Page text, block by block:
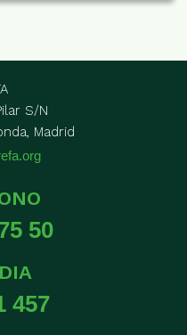
S/N
Madrid
50
457